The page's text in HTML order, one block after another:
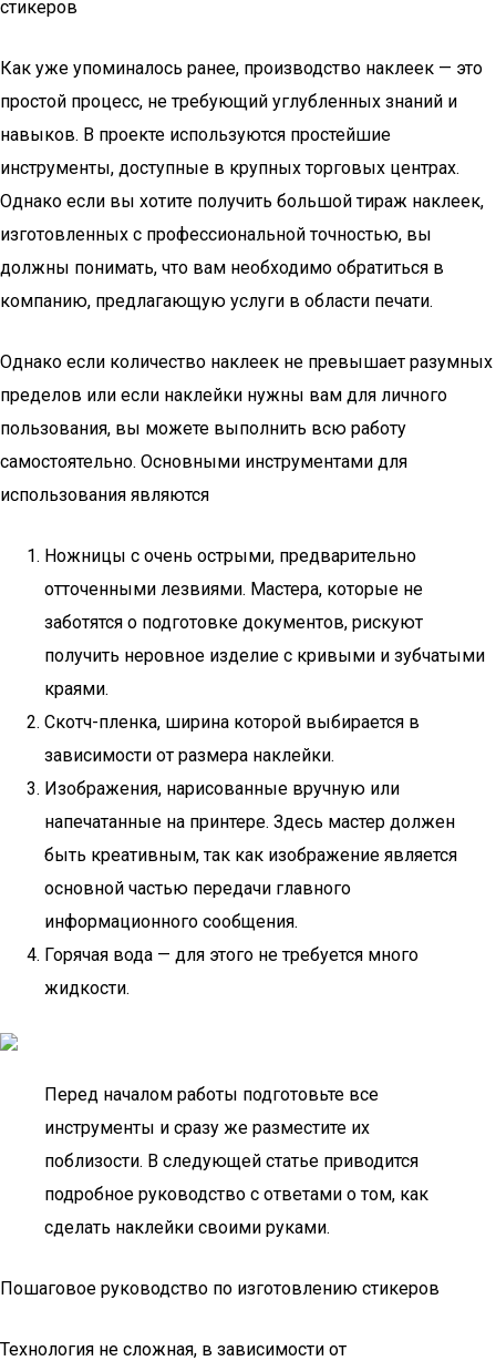
стикеров
Как уже упоминалось ранее, производство наклеек — это
простой процесс, не требующий углубленных знаний и
навыков. В проекте используются простейшие
инструменты, доступные в крупных торговых центрах.
Однако если вы хотите получить большой тираж наклеек,
изготовленных с профессиональной точностью, вы
должны понимать, что вам необходимо обратиться в
компанию, предлагающую услуги в области печати.
Однако если количество наклеек не превышает разумных
пределов или если наклейки нужны вам для личного
пользования, вы можете выполнить всю работу
самостоятельно. Основными инструментами для
использования являются
Ножницы с очень острыми, предварительно
отточенными лезвиями. Мастера, которые не
заботятся о подготовке документов, рискуют
получить неровное изделие с кривыми и зубчатыми
краями.
Скотч-пленка, ширина которой выбирается в
зависимости от размера наклейки.
Изображения, нарисованные вручную или
напечатанные на принтере. Здесь мастер должен
быть креативным, так как изображение является
основной частью передачи главного
информационного сообщения.
Горячая вода — для этого не требуется много
жидкости.
Перед началом работы подготовьте все
инструменты и сразу же разместите их
поблизости. В следующей статье приводится
подробное руководство с ответами о том, как
сделать наклейки своими руками.
Пошаговое руководство по изготовлению стикеров
Технология не сложная, в зависимости от